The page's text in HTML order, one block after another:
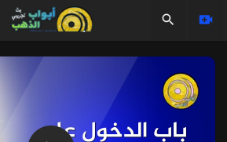
Video
Player